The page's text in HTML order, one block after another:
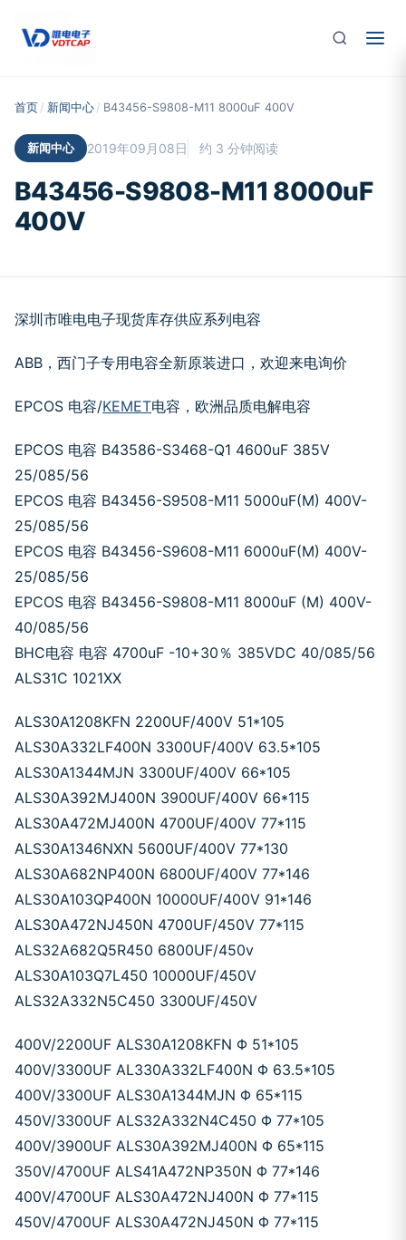
首页 / 新闻中心 / B43456-S9808-M11 8000uF 400V
新闻中心 2019年09月08日 约 3 分钟阅读
B43456-S9808-M11 8000uF
400V
深圳市唯电电子现货库存供应系列电容
ABB，西门子专用电容全新原装进口，欢迎来电询价
EPCOS 电容/KEMET电容，欧洲品质电解电容
EPCOS 电容 B43586-S3468-Q1 4600uF 385V
25/085/56
EPCOS 电容 B43456-S9508-M11 5000uF(M) 400V-
25/085/56
EPCOS 电容 B43456-S9608-M11 6000uF(M) 400V-
25/085/56
EPCOS 电容 B43456-S9808-M11 8000uF (M) 400V-
40/085/56
BHC电容 电容 4700uF -10+30％ 385VDC 40/085/56
ALS31C 1021XX
ALS30A1208KFN 2200UF/400V 51*105
ALS30A332LF400N 3300UF/400V 63.5*105
ALS30A1344MJN 3300UF/400V 66*105
ALS30A392MJ400N 3900UF/400V 66*115
ALS30A472MJ400N 4700UF/400V 77*115
ALS30A1346NXN 5600UF/400V 77*130
ALS30A682NP400N 6800UF/400V 77*146
ALS30A103QP400N 10000UF/400V 91*146
ALS30A472NJ450N 4700UF/450V 77*115
ALS32A682Q5R450 6800UF/450v
ALS30A103Q7L450 10000UF/450V
ALS32A332N5C450 3300UF/450V
400V/2200UF ALS30A1208KFN Φ 51*105
400V/3300UF AL330A332LF400N Φ 63.5*105
400V/3300UF ALS30A1344MJN Φ 65*115
450V/3300UF ALS32A332N4C450 Φ 77*105
400V/3900UF ALS30A392MJ400N Φ 65*115
350V/4700UF ALS41A472NP350N Φ 77*146
400V/4700UF ALS30A472NJ400N Φ 77*115
450V/4700UF ALS30A472NJ450N Φ 77*115